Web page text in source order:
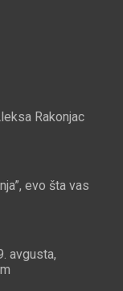
Rakonjac
evo šta vas
avgusta,